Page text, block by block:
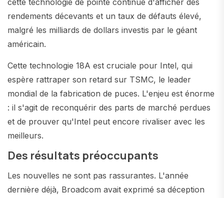
cette technologie de pointe continue d'afficher des
rendements décevants et un taux de défauts élevé,
malgré les milliards de dollars investis par le géant
américain.
Cette technologie 18A est cruciale pour Intel, qui
espère rattraper son retard sur TSMC, le leader
mondial de la fabrication de puces. L'enjeu est énorme
: il s'agit de reconquérir des parts de marché perdues
et de prouver qu'Intel peut encore rivaliser avec les
meilleurs.
Des résultats préoccupants
Les nouvelles ne sont pas rassurantes. L'année
dernière déjà, Broadcom avait exprimé sa déception